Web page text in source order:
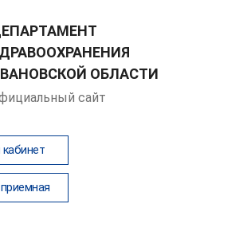
ОБЛАСТИ
сайт